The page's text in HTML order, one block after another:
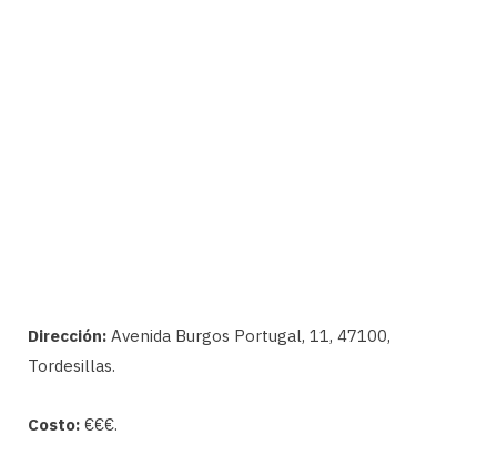
Dirección: Avenida Burgos Portugal, 11, 47100,
Tordesillas.
Costo: €€€.